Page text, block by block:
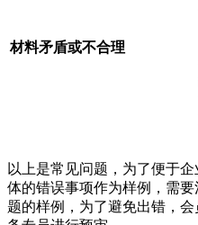
材料矛盾或不合理
以上是常见问题，为了便于
体的错误事项作为样例，需
题的样例，为了避免出错，